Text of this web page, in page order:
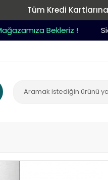
Tüm Kredi
Bekleriz !